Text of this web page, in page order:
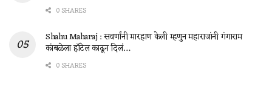
0 SHARES
Shahu Maharaj : सवर्णांनी मारहाण केली म्हणुन महाराजांनी गंगाराम
कांबळेला हॉटेल काढून दिलं…
0 SHARES